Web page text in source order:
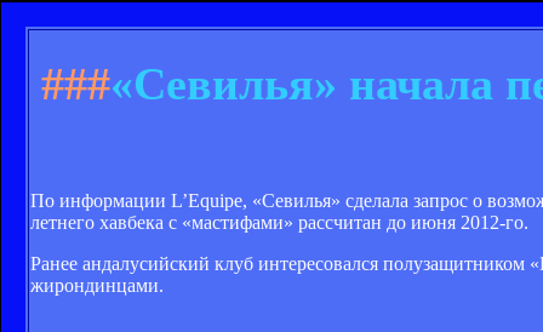
###«Севилья» начала
По информации L’Equipe, «Севилья» сделала запрос о
летнего хавбека с «мастифами» рассчитан до июня 2012-го.
Ранее андалусийский клуб интересовался
жирондинцами.